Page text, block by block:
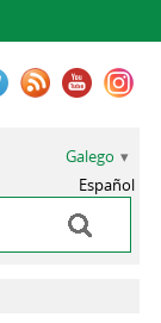
Galego
Español